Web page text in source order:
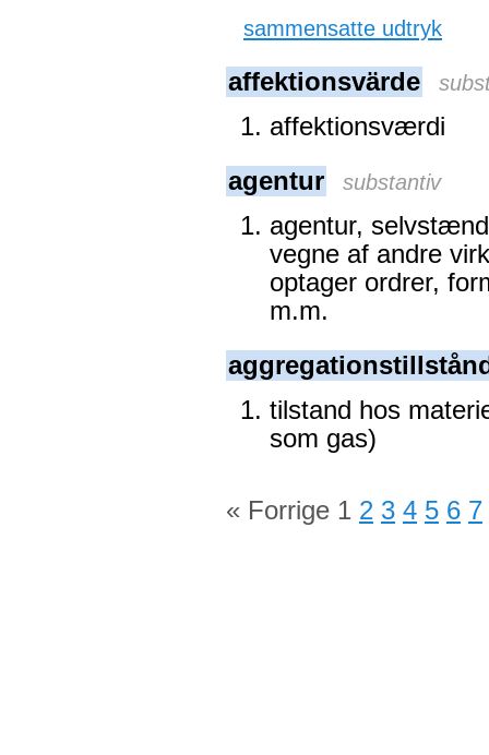
sammensatte udtryk
affektionsvärde
affektionsværdi
agentur
substantiv
agentur,
vegne af andre
optager ordrer,
m.m.
tilstand hos
som gas)
« Forrige 1 2 3 4 5 6 7